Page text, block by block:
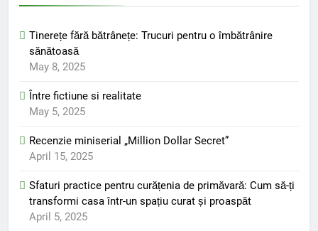
Tinerețe fără bătrânețe: Trucuri pentru o îmbătrânire
sănătoasă
May 8, 2025
Între fictiune si realitate
May 5, 2025
Recenzie miniserial „Million Dollar Secret”
April 15, 2025
Sfaturi practice pentru curățenia de primăvară: Cum să-ți
transformi casa într-un spațiu curat și proaspăt
April 5, 2025